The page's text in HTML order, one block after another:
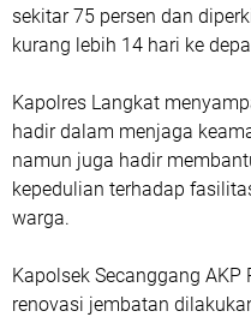
sekitar 75 persen dan
kurang lebih 14 hari ke
Kapolres Langkat
hadir dalam menjaga
namun juga hadir
kepedulian terhadap
warga.
Kapolsek Secanggang
renovasi jembatan